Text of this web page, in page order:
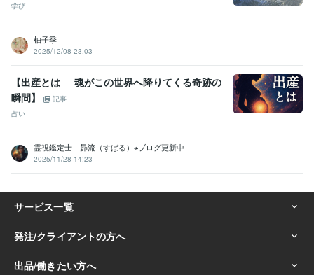
学び
柚子季
2025/12/08 23:03
【出産とは──魂がこの世界へ降りてくる奇跡の
瞬間】
記事
占い
霊視鑑定士 昴流（すばる）※ブログ更新中
2025/11/28 14:23